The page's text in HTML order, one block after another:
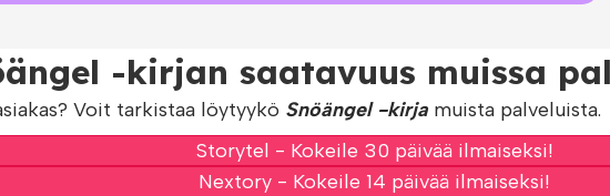
-kirjan saatavuus muissa
Voit tarkistaa löytyykö Snöängel -kirja muista palveluista.
Storytel - Kokeile 30 päivää ilmaiseksi!
Nextory - Kokeile 14 päivää ilmaiseksi!